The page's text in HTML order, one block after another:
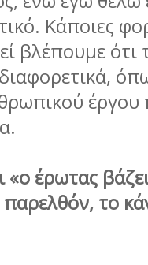
Κάποιες
βλέπουμε ότι
έργου
«ο έρωτας
το